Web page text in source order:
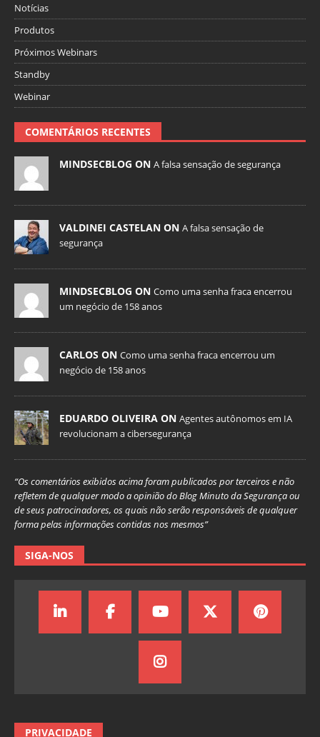
Notícias
Produtos
Próximos Webinars
Standby
Webinar
COMENTÁRIOS RECENTES
MINDSECBLOG ON A falsa sensação de segurança
VALDINEI CASTELAN ON A falsa sensação de
segurança
MINDSECBLOG ON Como uma senha fraca encerrou
um negócio de 158 anos
CARLOS ON Como uma senha fraca encerrou um
negócio de 158 anos
EDUARDO OLIVEIRA ON Agentes autônomos em IA
revolucionam a cibersegurança
“Os comentários exibidos acima foram publicados por terceiros e não
refletem de qualquer modo a opinião do Blog Minuto da Segurança ou
de seus patrocinadores, os quais não serão responsáveis de qualquer
forma pelas informações contidas nos mesmos”
SIGA-NOS
PRIVACIDADE